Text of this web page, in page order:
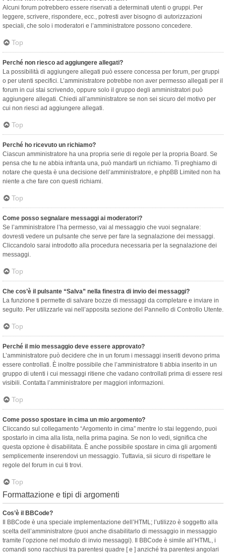
Alcuni forum potrebbero essere riservati a determinati utenti o gruppi. Per
leggere, scrivere, rispondere, ecc., potresti aver bisogno di autorizzazioni
speciali, che solo i moderatori e l’amministratore possono concedere.
Top
Perché non riesco ad aggiungere allegati?
La possibilità di aggiungere allegati può essere concessa per forum, per gruppi
o per utenti specifici. L’amministratore potrebbe non aver permesso allegati per il
forum in cui stai scrivendo, oppure solo il gruppo degli amministratori può
aggiungere allegati. Chiedi all’amministratore se non sei sicuro del motivo per
cui non riesci ad aggiungere allegati.
Top
Perché ho ricevuto un richiamo?
Ciascun amministratore ha una propria serie di regole per la propria Board. Se
pensa che tu ne abbia infranta una, può mandarti un richiamo. Ti preghiamo di
notare che questa è una decisione dell’amministratore, e phpBB Limited non ha
niente a che fare con questi richiami.
Top
Come posso segnalare messaggi ai moderatori?
Se l’amministratore l’ha permesso, vai al messaggio che vuoi segnalare:
dovresti vedere un pulsante che serve per fare la segnalazione dei messaggi.
Cliccandolo sarai introdotto alla procedura necessaria per la segnalazione dei
messaggi.
Top
Che cos’è il pulsante “Salva” nella finestra di invio dei messaggi?
La funzione ti permette di salvare bozze di messaggi da completare e inviare in
seguito. Per utilizzarle vai nell’apposita sezione del Pannello di Controllo Utente.
Top
Perché il mio messaggio deve essere approvato?
L’amministratore può decidere che in un forum i messaggi inseriti devono prima
essere controllati. È inoltre possibile che l’amministratore ti abbia inserito in un
gruppo di utenti i cui messaggi ritiene che vadano controllati prima di essere resi
visibili. Contatta l’amministratore per maggiori informazioni.
Top
Come posso spostare in cima un mio argomento?
Cliccando sul collegamento “Argomento in cima” mentre lo stai leggendo, puoi
spostarlo in cima alla lista, nella prima pagina. Se non lo vedi, significa che
questa opzione è disabilitata. È anche possibile spostare in cima gli argomenti
semplicemente inserendovi un messaggio. Tuttavia, sii sicuro di rispettare le
regole del forum in cui ti trovi.
Top
Formattazione e tipi di argomenti
Cos’è il BBCode?
Il BBCode è una speciale implementazione dell’HTML; l’utilizzo è soggetto alla
scelta dell’amministratore (puoi anche disabilitarlo di messaggio in messaggio
tramite l’opzione nel modulo di invio messaggi). Il BBCode è simile all’HTML, i
comandi sono racchiusi tra parentesi quadre [ e ] anziché tra parentesi angolari